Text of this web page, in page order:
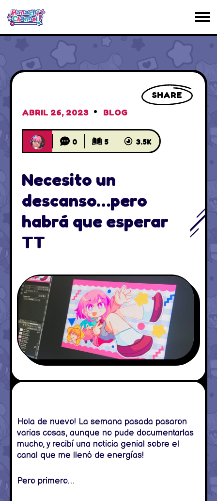
SHARE
ABRIL 26, 2023
BLOG
0 5 3.5K
Necesito un
descanso…pero
habrá que esperar
TT
Hola de nuevo! La semana pasada pasaron
varias cosas, aunque no pude documentarlas
mucho, y recibí una noticia genial sobre el
canal que me llenó de energías!
Pero primero…